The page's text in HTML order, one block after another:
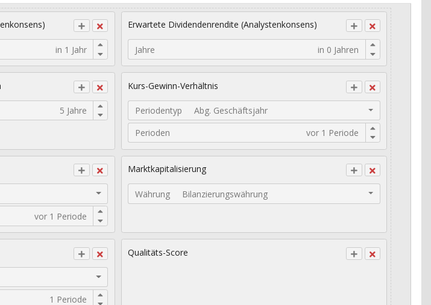
Erwartete Dividendenrendite (Analystenkonsens)
Jahre
Kurs-Gewinn-Verhältnis
Periodentyp
Abg. Geschäftsjahr
Perioden
Marktkapitalisierung
Währung Bilanzierungswährung
Qualitäts-Score